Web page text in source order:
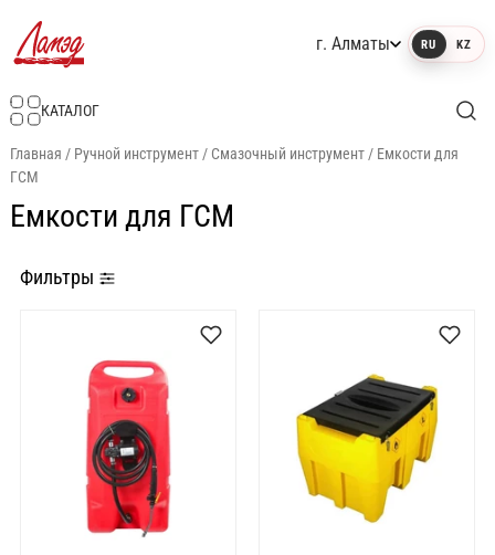
г. Алматы RU KZ
КАТАЛОГ
Главная / Ручной инструмент/ Смазочный инструмент/ Емкости для
ГСМ
Емкости для ГСМ
Фильтры